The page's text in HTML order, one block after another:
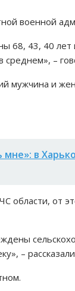
военной
68, 43, 40
среднем», –
мужчина и
в
области, от
– рассказали